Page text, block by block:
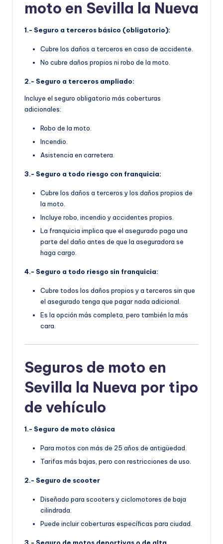
moto en Sevilla la Nueva
1.- Seguro a terceros básico (obligatorio):
Cubre los daños a terceros en caso de accidente.
No cubre daños propios ni robo de la moto.
2.- Seguro a terceros ampliado:
Incluye el seguro obligatorio más coberturas
adicionales:
Robo de la moto.
Incendio.
Asistencia en carretera.
3.- Seguro a todo riesgo con franquicia:
Cubre los daños a terceros y los daños propios de
la moto.
Incluye robo, incendio y accidentes propios.
La franquicia implica que el asegurado paga una
parte del daño antes de que la aseguradora se
haga cargo.
4.- Seguro a todo riesgo sin franquicia:
Cubre todos los daños propios y a terceros sin que
el asegurado tenga que pagar nada adicional.
Es la opción más completa, pero también la más
cara.
Seguros de moto en
Sevilla la Nueva por tipo
de vehículo
1.- Seguro de moto clásica
Para motos con más de 25 años de antigüedad.
Tarifas más bajas, pero con restricciones de uso.
2.- Seguro de scooter
Diseñado para scooters y ciclomotores de baja
cilindrada.
Puede incluir coberturas específicas para ciudad.
3.- Seguro de motos deportivas o de alta